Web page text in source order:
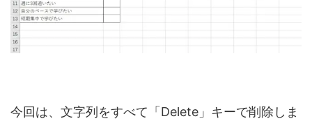
今回は、文字列をすべて「Delete」キーで削除しま